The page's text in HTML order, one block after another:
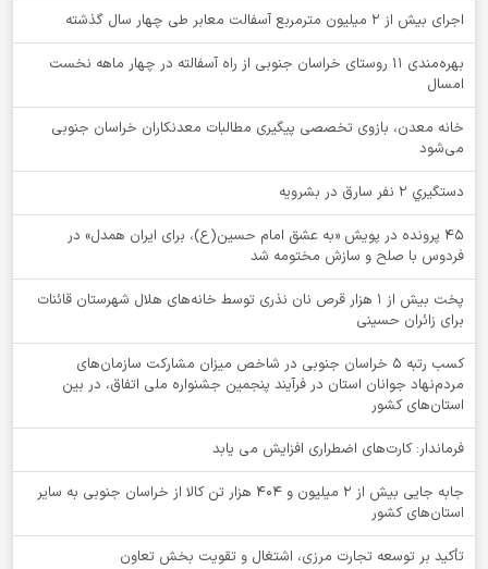
اجرای بیش از ۲ میلیون مترمربع آسفالت معابر طی چهار سال گذشته
بهره‌مندی ۱۱ روستای خراسان جنوبی از راه آسفالته در چهار ماهه نخست
امسال
خانه معدن، بازوی تخصصی پیگیری مطالبات معدنکاران خراسان جنوبی
می‌شود
دستگيري 2 نفر سارق در بشرويه
۴۵ پرونده در پویش «به عشق امام حسین(ع)، برای ایران همدل» در
فردوس با صلح و سازش مختومه شد
پخت بیش از 1 هزار قرص نان نذری توسط خانه‌های هلال شهرستان قائنات
برای زائران حسینی
کسب رتبه ۵ خراسان جنوبی در شاخص میزان مشارکت سازمان‌های
مردم‌نهاد جوانان استان در فرآیند پنجمین جشنواره ملی اتفاق، در بین
استان‌های کشور
فرماندار: کارت‌های اضطراری افزایش می یابد
جابه جایی بیش از 2 میلیون و 404 هزار تن کالا از خراسان جنوبی به سایر
استان‌های کشور
تأکید بر توسعه تجارت مرزی، اشتغال و تقویت بخش تعاون